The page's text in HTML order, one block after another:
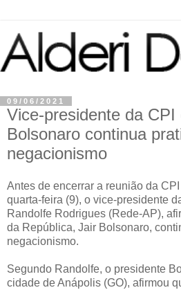
09/06/2021
Vice-presidente da
Bolsonaro continua
negacionismo
Antes de encerrar a reunião da
quarta-feira (9), o vice-presidente
Randolfe Rodrigues (Rede-AP),
da República, Jair Bolsonaro,
negacionismo.
Segundo Randolfe, o presidente
cidade de Anápolis (GO), afirmou